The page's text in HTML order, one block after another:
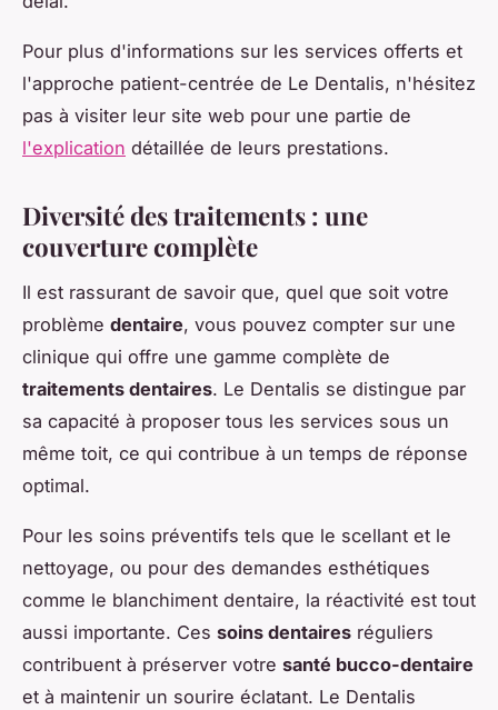
Pour plus d'informations sur les services offerts et
l'approche patient-centrée de Le Dentalis, n'hésitez
pas à visiter leur site web pour une partie de
l'explication détaillée de leurs prestations.
Diversité des traitements : une
couverture complète
Il est rassurant de savoir que, quel que soit votre
problème dentaire, vous pouvez compter sur une
clinique qui offre une gamme complète de
traitements dentaires. Le Dentalis se distingue par
sa capacité à proposer tous les services sous un
même toit, ce qui contribue à un temps de réponse
optimal.
Pour les soins préventifs tels que le scellant et le
nettoyage, ou pour des demandes esthétiques
comme le blanchiment dentaire, la réactivité est tout
aussi importante. Ces soins dentaires réguliers
contribuent à préserver votre santé bucco-dentaire
et à maintenir un sourire éclatant. Le Dentalis